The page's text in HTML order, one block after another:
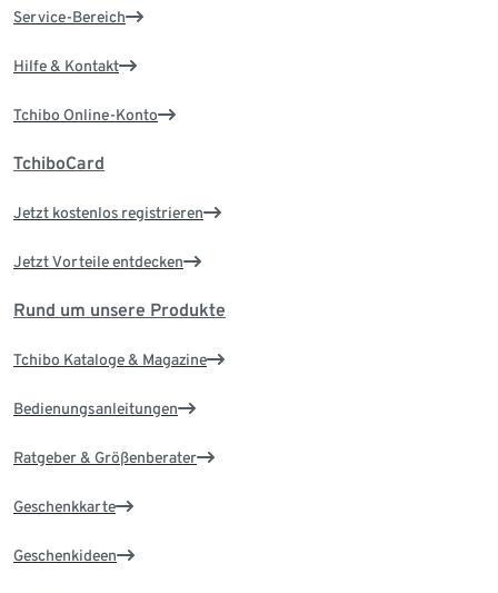
Service-Bereich
Hilfe & Kontakt
Tchibo Online-Konto
TchiboCard
Jetzt kostenlos registrieren
Jetzt Vorteile entdecken
Rund um unsere Produkte
Tchibo Kataloge & Magazine
Bedienungsanleitungen
Ratgeber & Größenberater
Geschenkkarte
Geschenkideen